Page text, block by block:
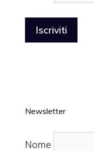
Newsletter
Nome